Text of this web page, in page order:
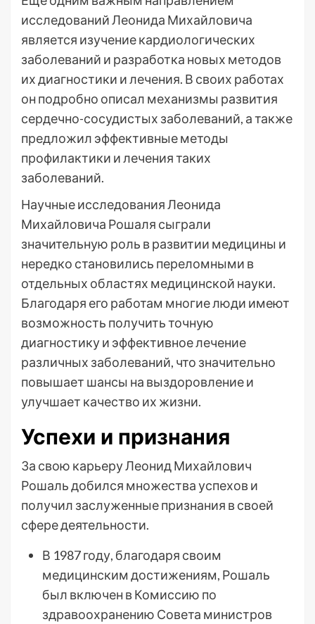
исследований Леонида Михайловича
является изучение кардиологических
заболеваний и разработка новых методов
их диагностики и лечения. В своих работах
он подробно описал механизмы развития
сердечно-сосудистых заболеваний, а также
предложил эффективные методы
профилактики и лечения таких
заболеваний.
Научные исследования Леонида
Михайловича Рошаля сыграли
значительную роль в развитии медицины и
нередко становились переломными в
отдельных областях медицинской науки.
Благодаря его работам многие люди имеют
возможность получить точную
диагностику и эффективное лечение
различных заболеваний, что значительно
повышает шансы на выздоровление и
улучшает качество их жизни.
Успехи и признания
За свою карьеру Леонид Михайлович
Рошаль добился множества успехов и
получил заслуженные признания в своей
сфере деятельности.
В 1987 году, благодаря своим
медицинским достижениям, Рошаль
был включен в Комиссию по
здравоохранению Совета министров